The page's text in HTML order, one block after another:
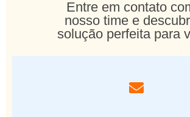
Entre em contato
nosso time e
solução perfeita para